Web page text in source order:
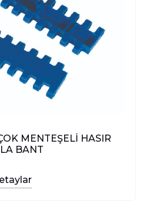
MENTEŞELİ HASIR
BANT